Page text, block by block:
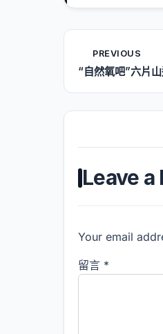
PREVIOUS
“自然氧吧”六片
Leave a
Your email
留言 *